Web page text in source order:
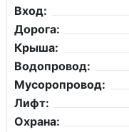
Вход:
Дорога:
Крыша:
Водопровод:
Мусоропровод:
Лифт:
Охрана: